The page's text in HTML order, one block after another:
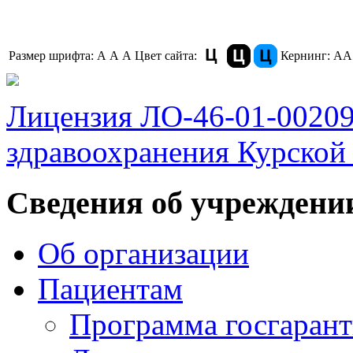
Размер шрифта: A A A Цвет сайта: Кернинг: АА
Лицензия ЛО-46-01-
здравоохранения
Сведения об
Об организации
Пациентам
Программа